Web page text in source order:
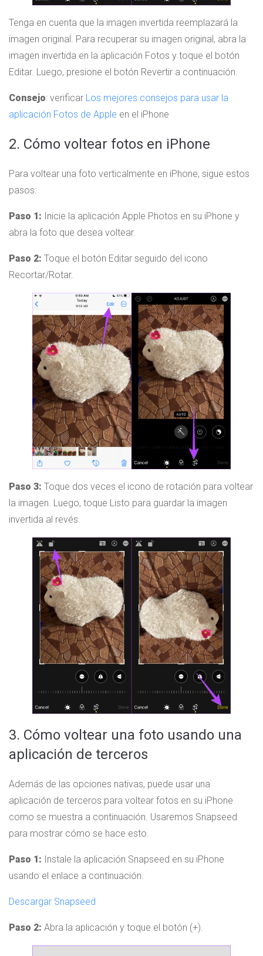
Tenga en cuenta que la imagen invertida reemplazará la
imagen original. Para recuperar su imagen original, abra la
imagen invertida en la aplicación Fotos y toque el botón
Editar. Luego, presione el botón Revertir a continuación.
Consejo: verificar Los mejores consejos para usar la
aplicación Fotos de Apple en el iPhone
2. Cómo voltear fotos en iPhone
Para voltear una foto verticalmente en iPhone, sigue estos
pasos:
Paso 1: Inicie la aplicación Apple Photos en su iPhone y
abra la foto que desea voltear.
Paso 2: Toque el botón Editar seguido del icono
Recortar/Rotar.
Paso 3: Toque dos veces el icono de rotación para voltear
la imagen. Luego, toque Listo para guardar la imagen
invertida al revés.
3. Cómo voltear una foto usando una
aplicación de terceros
Además de las opciones nativas, puede usar una
aplicación de terceros para voltear fotos en su iPhone
como se muestra a continuación. Usaremos Snapseed
para mostrar cómo se hace esto.
Paso 1: Instale la aplicación Snapseed en su iPhone
usando el enlace a continuación.
Descargar Snapseed
Paso 2: Abra la aplicación y toque el botón (+).